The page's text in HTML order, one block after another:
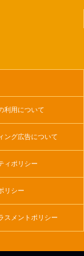
利用について
ング広告について
ィポリシー
リシー
スメントポリシー